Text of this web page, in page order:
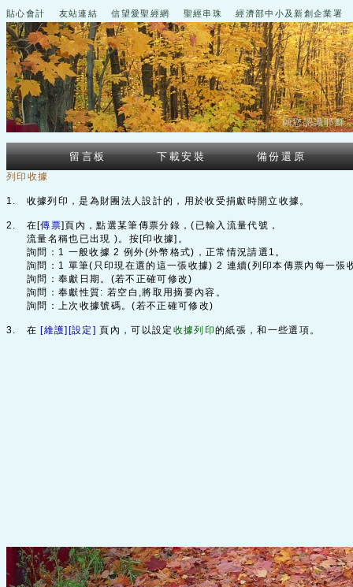
貼心會計 友站連結 信望愛聖經網 聖經串珠 經濟部中小及新創企業署
願您認識耶穌
留言板 下載安裝 備份還原
列印收據
1. 收據列印，是為財團法人設計的，用於收受捐獻時開立收據。
2. 在[傳票]頁內，點選某筆傳票分錄，(已輸入流量代號，
流量名稱也已出現 )。按[印收據]。
詢問：1 一般收據 2 例外(外幣格式)，正常情況請選1。
詢問：1 單筆(只印現在選的這一張收據) 2 連續(列印本傳票內每一張
詢問：奉獻日期。(若不正確可修改)
詢問：奉獻性質: 若空白,將取用摘要內容。
詢問：上次收據號碼。(若不正確可修改)
3. 在 [維護][設定]頁內，可以設定 收據列印的紙張，和一些選項。